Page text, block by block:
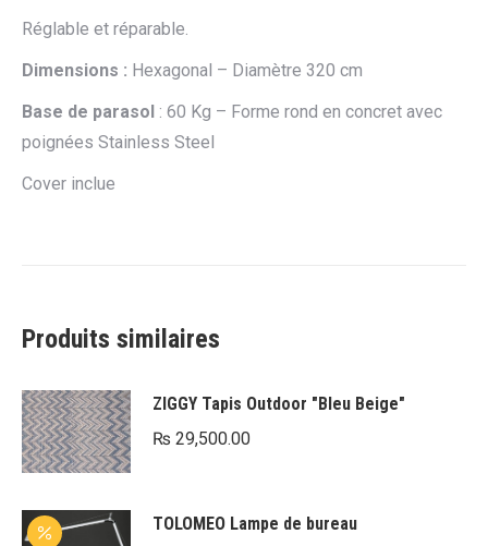
Réglable et réparable.
Dimensions : Hexagonal – Diamètre 320 cm
Base de parasol : 60 Kg – Forme rond en concret avec
poignées Stainless Steel
Cover inclue
Produits similaires
ZIGGY Tapis Outdoor "Bleu Beige"
₨ 29,500.00
TOLOMEO Lampe de bureau